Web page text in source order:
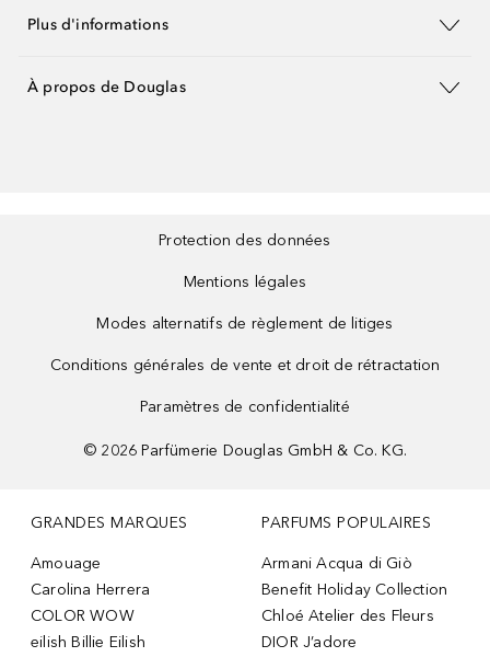
Plus d'informations
À propos de Douglas
Protection des données
Mentions légales
Modes alternatifs de règlement de litiges
Conditions générales de vente et droit de rétractation
Paramètres de confidentialité
© 2026 Parfümerie Douglas GmbH & Co. KG.
GRANDES MARQUES
Amouage
Carolina Herrera
COLOR WOW
eilish Billie Eilish
PARFUMS POPULAIRES
Armani Acqua di Giò
Benefit Holiday Collection
Chloé Atelier des Fleurs
DIOR J’adore